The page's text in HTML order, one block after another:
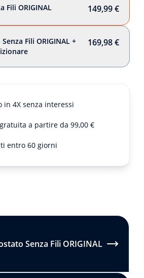
Fili ORIGINAL 149,99 €
Fili ORIGINAL +
169,98 €
in 4X senza interessi
a partire da 99,00 €
entro 60 giorni
Senza Fili ORIGINAL